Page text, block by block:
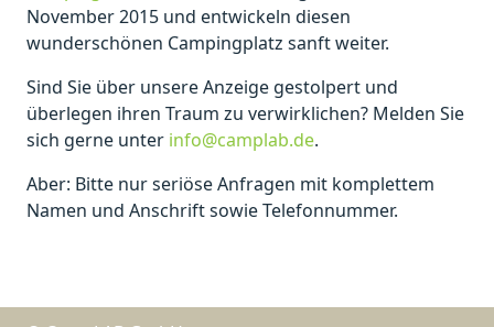
November 2015 und entwickeln diesen
wunderschönen Campingplatz sanft weiter.
Sind Sie über unsere Anzeige gestolpert und
überlegen ihren Traum zu verwirklichen? Melden Sie
sich gerne unter info@camplab.de.
Aber: Bitte nur seriöse Anfragen mit komplettem
Namen und Anschrift sowie Telefonnummer.